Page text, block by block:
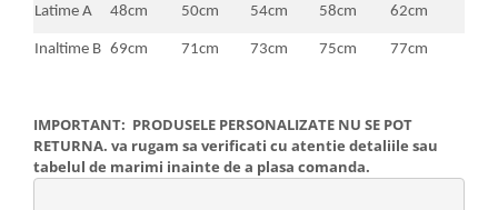
Latime A 48cm 50cm 54cm 58cm 62cm
Inaltime B 69cm 71cm 73cm 75cm 77cm
IMPORTANT: PRODUSELE PERSONALIZATE NU SE POT
RETURNA. va rugam sa verificati cu atentie detaliile sau
tabelul de marimi inainte de a plasa comanda.